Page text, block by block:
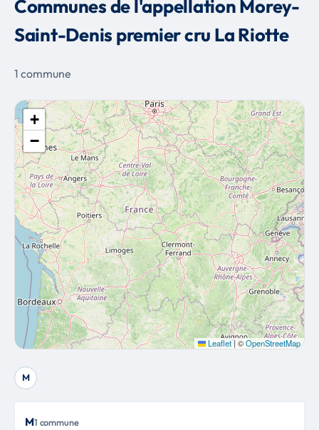
Communes de l'appellation Morey-
Saint-Denis premier cru La Riotte
1 commune
+
−
Leaflet| ©OpenStreetMap
M
M1 commune